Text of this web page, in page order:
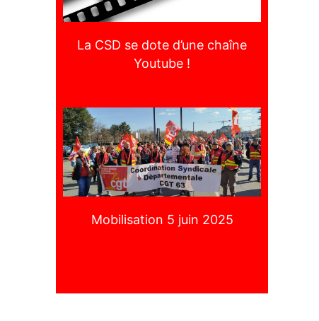
La CSD se dote d’une chaîne
Youtube !
Mobilisation 5 juin 2025